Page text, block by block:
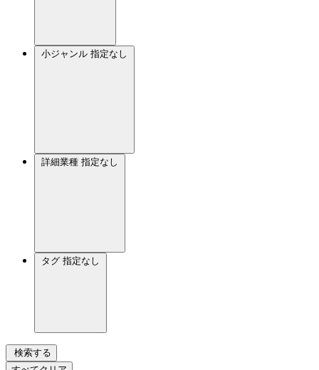
小ジャンル 指定なし
詳細業種 指定なし
タグ 指定なし
検索する